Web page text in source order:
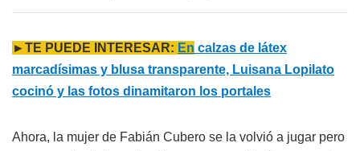
►TE PUEDE INTERESAR: En calzas de látex
marcadísimas y blusa transparente, Luisana Lopilato
cocinó y las fotos dinamitaron los portales
Ahora, la mujer de Fabián Cubero se la volvió a jugar pero